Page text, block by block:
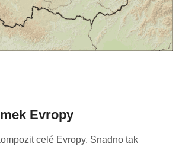
Evropy
celé Evropy. Snadno tak